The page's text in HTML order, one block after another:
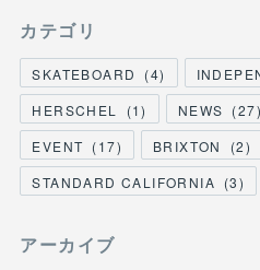
カテゴリ
SKATEBOARD (4)
HERSCHEL
(1) NEWS (27)
EVENT (17) BRIXTON (2)
STANDARD CALIFORNIA (3)
アーカイブ